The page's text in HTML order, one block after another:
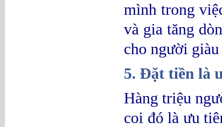
mình trong
và gia tăng
cho người
5. Đặt tiền là
Hàng triệu
coi đó là ưu